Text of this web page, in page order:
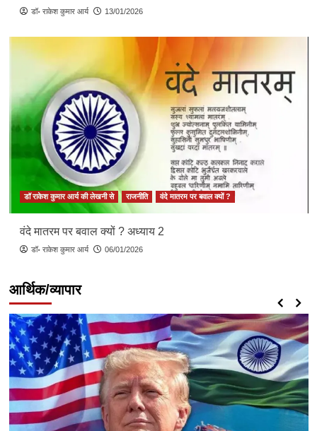
डॉ॰ राकेश कुमार आर्य 13/01/2026
डॉ राकेश कुमार आर्य की लेखनी से राजनीति वंदे मातरम पर बवाल क्यों ?
वंदे मातरम पर बवाल क्यों ? अध्याय 2
डॉ॰ राकेश कुमार आर्य 06/01/2026
आर्थिक/व्यापार